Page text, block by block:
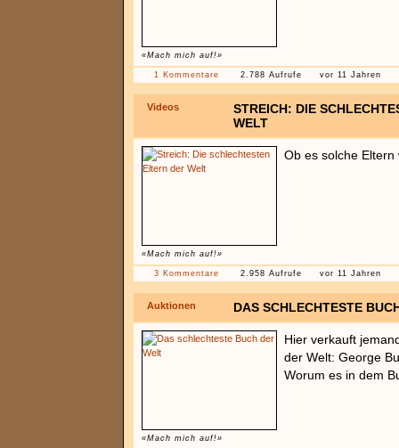
«Mach mich auf!»
1 Kommentare 2.788 Aufrufe vor 11 Jahren
Videos
STREICH: DIE
WELT
«Mach mich auf!»
Ob es solche Eltern
3 Kommentare 2.958 Aufrufe vor 11 Jahren
Auktionen DAS SCHLECHTESTE
«Mach mich auf!»
Hier verkauft
der Welt: George
Worum es in dem